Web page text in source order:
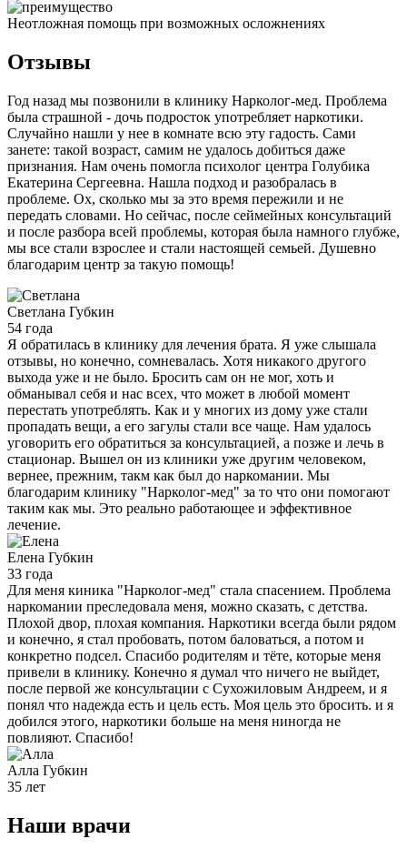
Неотложная помощь при возможных осложнениях
Отзывы
Год назад мы позвонили в клинику Нарколог-мед. Проблема
была страшной - дочь подросток употребляет наркотики.
Случайно нашли у нее в комнате всю эту гадость. Сами
занете: такой возраст, самим не удалось добиться даже
признания. Нам очень помогла психолог центра Голубика
Екатерина Сергеевна. Нашла подход и разобралась в
проблеме. Ох, сколько мы за это время пережили и не
передать словами. Но сейчас, после сеймейных консультаций
и после разбора всей проблемы, которая была намного глубже,
мы все стали взрослее и стали настоящей семьей. Душевно
благодарим центр за такую помощь!
Светлана Губкин
54 года
Я обратилась в клинику для лечения брата. Я уже слышала
отзывы, но конечно, сомневалась. Хотя никакого другого
выхода уже и не было. Бросить сам он не мог, хоть и
обманывал себя и нас всех, что может в любой момент
перестать употреблять. Как и у многих из дому уже стали
пропадать вещи, а его загулы стали все чаще. Нам удалось
уговорить его обратиться за консультацией, а позже и лечь в
стационар. Вышел он из клиники уже другим человеком,
вернее, прежним, такм как был до наркомании. Мы
благодарим клинику "Нарколог-мед" за то что они помогают
таким как мы. Это реально работающее и эффективное
лечение.
Елена Губкин
33 года
Для меня киника "Нарколог-мед" стала спасением. Проблема
наркомании преследовала меня, можно сказать, с детства.
Плохой двор, плохая компания. Наркотики всегда были рядом
и конечно, я стал пробовать, потом баловаться, а потом и
конкретно подсел. Спасибо родителям и тёте, которые меня
привели в клинику. Конечно я думал что ничего не выйдет,
после первой же консультации с Сухожиловым Андреем, и я
понял что надежда есть и цель есть. Моя цель это бросить. и я
добился этого, наркотики больше на меня ниногда не
повлияют. Спасибо!
Алла Губкин
35 лет
Наши врачи